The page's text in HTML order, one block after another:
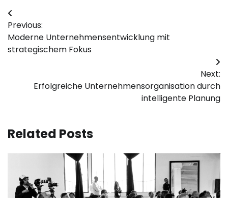
Post
navigation
Previous:
Moderne Unternehmensentwicklung mit
strategischem Fokus
Next:
Erfolgreiche Unternehmensorganisation durch
intelligente Planung
Related Posts